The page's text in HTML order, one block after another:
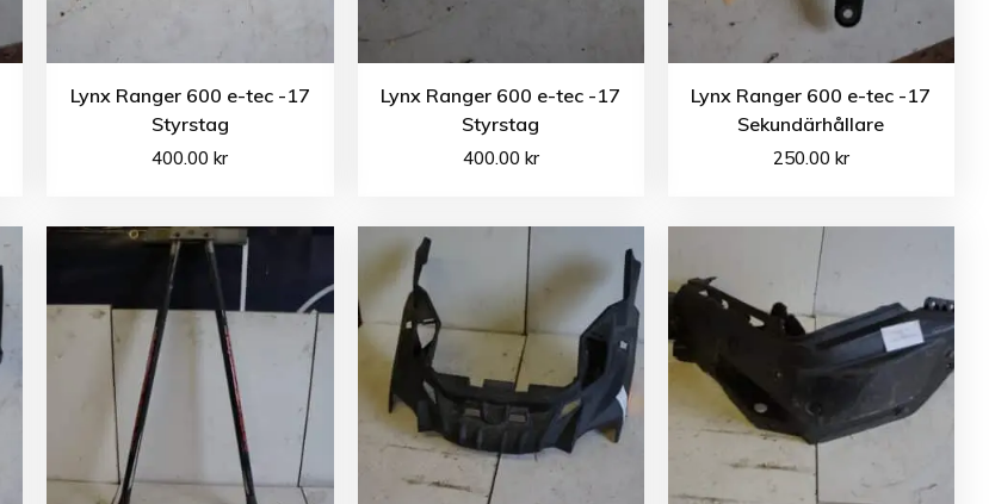
Lynx Ranger 600 e-tec -17
Styrstag
400.00kr
Lynx Ranger 600 e-tec -17
Styrstag
400.00 kr
Lynx Ranger 600 e-tec -17
Sekundärhållare
250.00 kr